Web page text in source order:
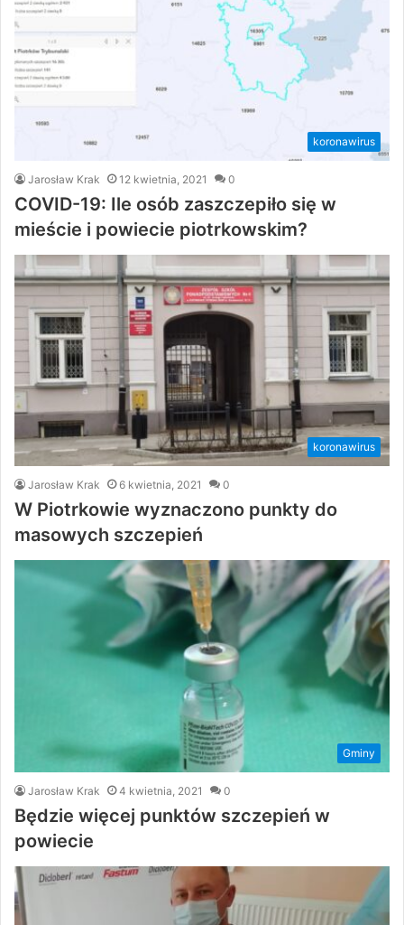
koronawirus
Jarosław Krak 12 kwietnia, 2021 0
COVID-19: Ile osób zaszczepiło się w
mieście i powiecie piotrkowskim?
koronawirus
Jarosław Krak 6 kwietnia, 2021 0
W Piotrkowie wyznaczono punkty do
masowych szczepień
Gminy
Jarosław Krak 4 kwietnia, 2021 0
Będzie więcej punktów szczepień w
powiecie